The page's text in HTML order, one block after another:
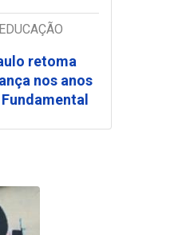
retoma
nos anos